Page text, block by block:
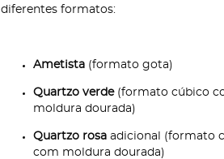
diferentes formatos:
Ametista (formato gota)
Quartzo verde(formato cúbico
moldura dourada)
Quartzo rosa adicional (formato
com moldura dourada)